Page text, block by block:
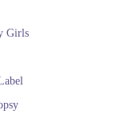
Girls